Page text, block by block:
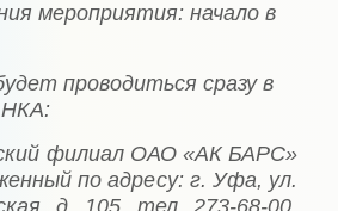
мероприятия: начало в
проводиться сразу в
филиал ОАО «АК БАРС»
по адресу: г. Уфа, ул.
д. 105, тел. 273-68-00,